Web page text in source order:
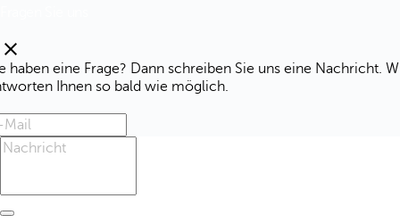
clear
haben eine Frage? Dann schreiben Sie uns eine Nachricht.
Ihnen so bald wie möglich.